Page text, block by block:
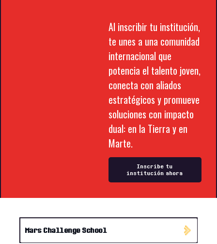
Al inscribir tu institución,
te unes a una comunidad
internacional que
potencia el talento joven,
conecta con aliados
estratégicos y promueve
soluciones con impacto
dual: en la Tierra y en
Marte.
Inscribe tu
institución ahora
Mars Challenge School